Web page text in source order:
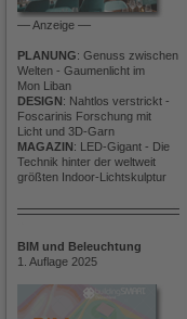
–– Anzeige ––
PLANUNG: Genuss zwischen
Welten - Gaumenlicht im
Mon Liban
DESIGN: Nahtlos verstrickt -
Foscarinis Forschung mit
Licht und 3D-Garn
MAGAZIN: LED-Gigant - Die
Technik hinter der weltweit
größten Indoor-Lichtskulptur
BIM und Beleuchtung
1. Auflage 2025